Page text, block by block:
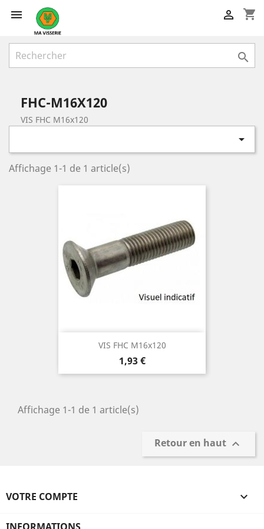
 shopping_cart


FHC-M16X120
VIS FHC M16x120

Affichage 1-1 de 1 article(s)
VIS FHC M16x120
Prix
1,93 €
Affichage 1-1 de 1 article(s)
Retour en haut 
VOTRE COMPTE 